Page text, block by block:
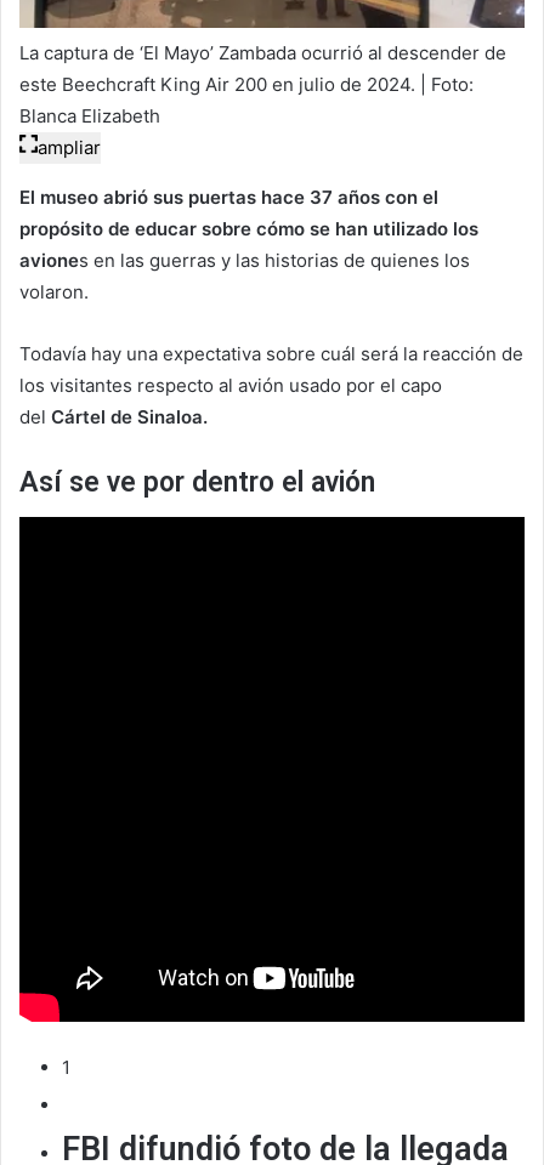
La captura de ‘El Mayo’ Zambada ocurrió al descender de
este Beechcraft King Air 200 en julio de 2024. | Foto:
Blanca Elizabeth
ampliar
El museo abrió sus puertas hace 37 años con el
propósito de educar sobre cómo se han utilizado los
aviones en las guerras y las historias de quienes los
volaron.
Todavía hay una expectativa sobre cuál será la reacción de
los visitantes respecto al avión usado por el capo
del Cártel de Sinaloa.
Así se ve por dentro el avión
1
FBI difundió foto de la llegada